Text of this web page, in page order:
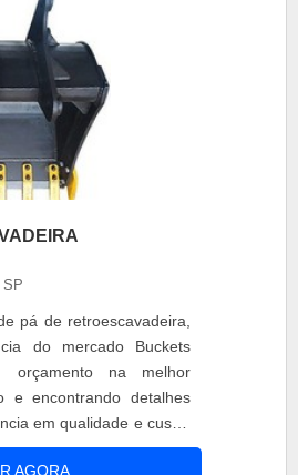
SP
pá de retroescavadeira,
do mercado Buckets
orçamento na melhor
e encontrando detalhes
em qualidade e custo-
não terá erros.MAIS
AGORA